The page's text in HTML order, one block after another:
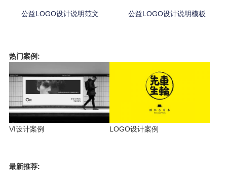
公益LOGO设计说明范文 公益LOGO设计说明模板
热门案例:
VI设计案例 LOGO设计案例
最新推荐: